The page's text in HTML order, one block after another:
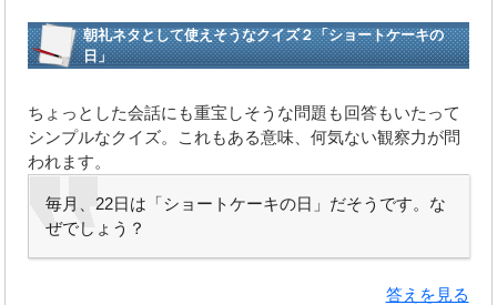
朝礼ネタとして使えそうなクイズ２「ショートケーキの
日」
ちょっとした会話にも重宝しそうな問題も回答もいたって
シンプルなクイズ。これもある意味、何気ない観察力が問
われます。
毎月、22日は「ショートケーキの日」だそうです。な
ぜでしょう？
答えを見る